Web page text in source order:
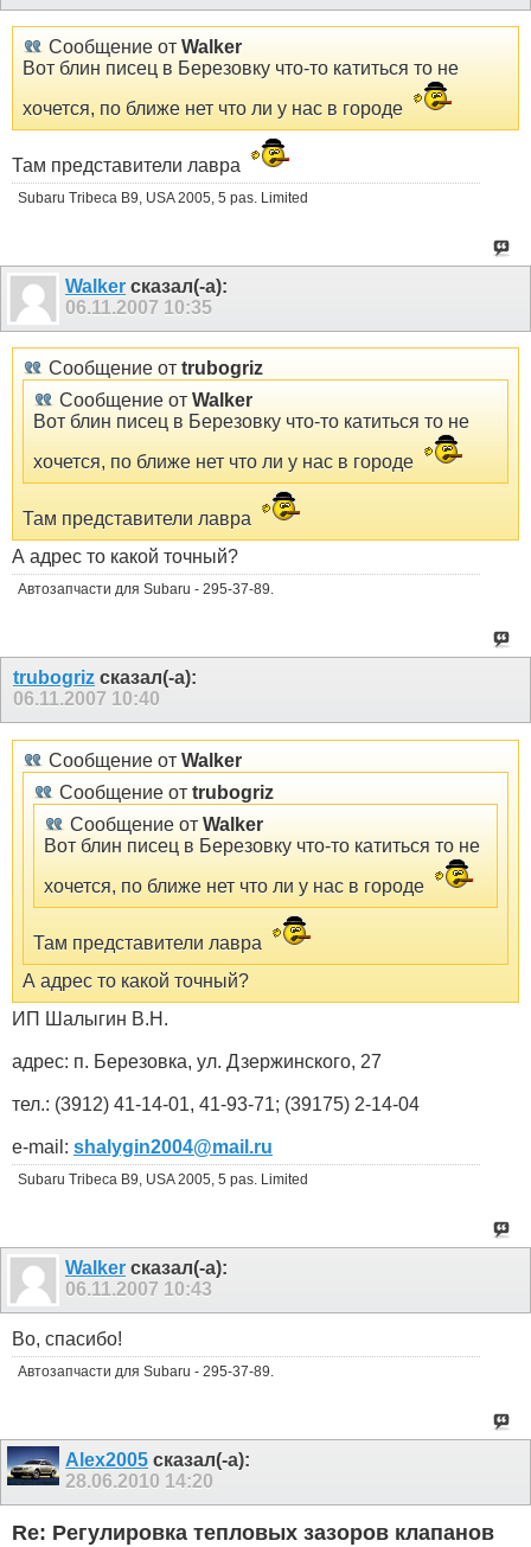
Сообщение от Walker
Вот блин писец в Березовку что-то катиться то не
хочется, по ближе нет что ли у нас в городе
Там представители лавра
Subaru Tribeca B9, USA 2005, 5 pas. Limited
Walker сказал(-а):
06.11.2007 10:35
Сообщение от trubogriz
Сообщение от Walker
Вот блин писец в Березовку что-то катиться то не
хочется, по ближе нет что ли у нас в городе
Там представители лавра
А адрес то какой точный?
Автозапчасти для Subaru - 295-37-89.
trubogriz сказал(-а):
06.11.2007 10:40
Сообщение от Walker
Сообщение от trubogriz
Сообщение от Walker
Вот блин писец в Березовку что-то катиться то не
хочется, по ближе нет что ли у нас в городе
Там представители лавра
А адрес то какой точный?
ИП Шалыгин В.Н.
адрес: п. Березовка, ул. Дзержинского, 27
тел.: (3912) 41-14-01, 41-93-71; (39175) 2-14-04
e-mail: shalygin2004@mail.ru
Subaru Tribeca B9, USA 2005, 5 pas. Limited
Walker сказал(-а):
06.11.2007 10:43
Во, спасибо!
Автозапчасти для Subaru - 295-37-89.
Alex2005 сказал(-а):
28.06.2010 14:20
Re: Регулировка тепловых зазоров клапанов